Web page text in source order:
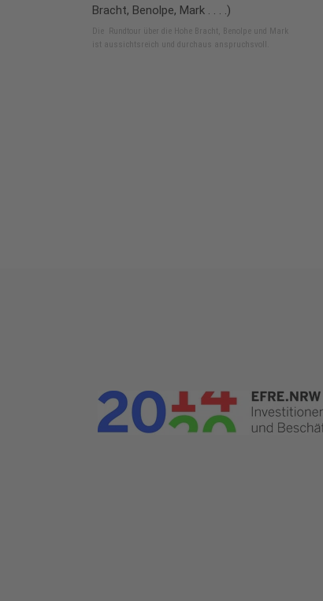
Bracht, Benolpe, Mark . . . .)
Die Rundtour über die Hohe Bracht, Benolpe und Mark
ist aussichtsreich und durchaus anspruchsvoll.